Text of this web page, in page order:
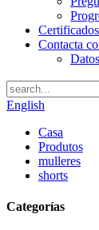
Certificados
Contacta
English
Casa
Produtos
mulleres
shorts
Categorías